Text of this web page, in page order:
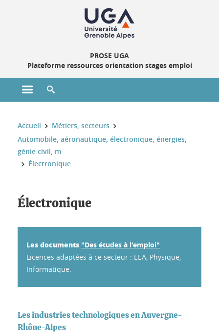
PROSE UGA
Plateforme ressources orientation stages emploi
Ouvrir le menu principal
Vous êtes ici :
Accueil
Métiers, secteurs
Automobile, aéronautique, électronique, énergies,
génie civil, m
Électronique
Électronique
Les documents "Des études à l'emploi"
Licences adaptées à ce secteur : EEA, Physique,
Informatique.
Les industries technologiques en Auvergne-
Rhône-Alpes